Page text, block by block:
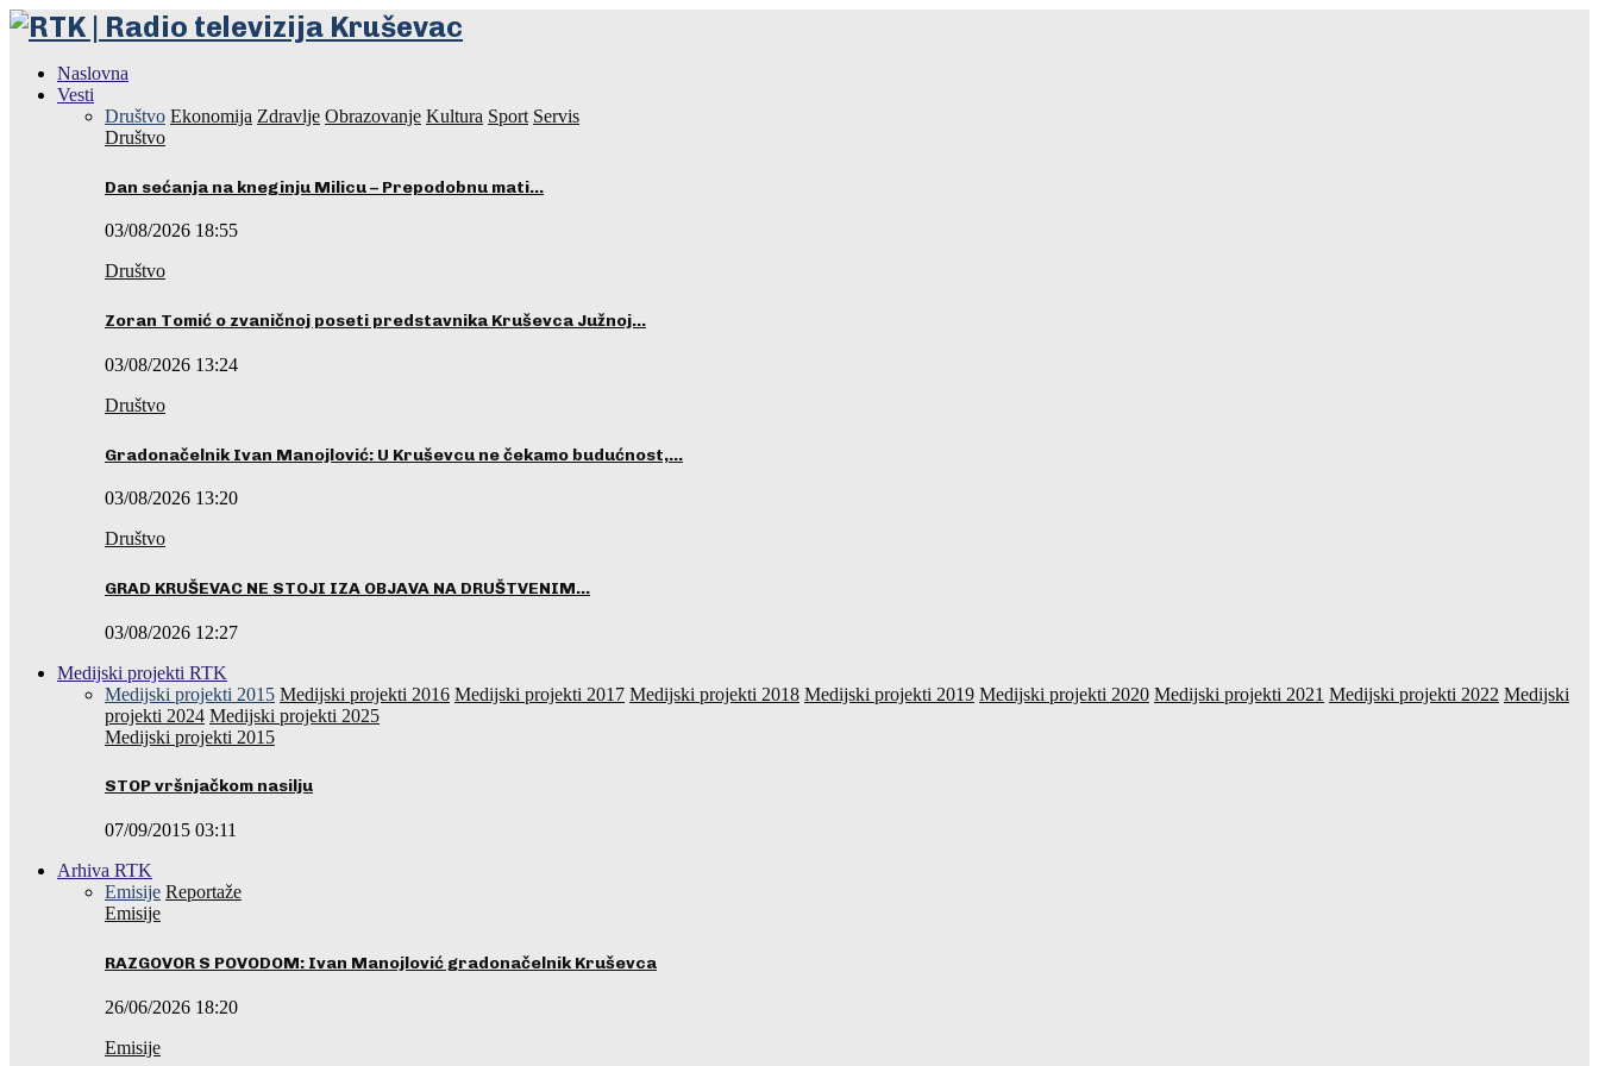
Naslovna
Vesti
Društvo Ekonomija Zdravlje Obrazovanje Kultura Sport Servis
Društvo
Dan sećanja na kneginju Milicu – Prepodobnu mati…
03/08/2026 18:55
Društvo
Zoran Tomić o zvaničnoj poseti predstavnika Kruševca Južnoj…
03/08/2026 13:24
Društvo
Gradonačelnik Ivan Manojlović: U Kruševcu ne čekamo budućnost,…
03/08/2026 13:20
Društvo
GRAD KRUŠEVAC NE STOJI IZA OBJAVA NA DRUŠTVENIM…
03/08/2026 12:27
Medijski projekti RTK
Medijski projekti 2015 Medijski projekti 2016 Medijski projekti 2017 Medijski projekti 2018 Medijski projekti 2019 Medijski projekti 2020 Medijski projekti 2021 Medijski projekti 2022 Medijski
projekti 2024 Medijski projekti 2025
Medijski projekti 2015
STOP vršnjačkom nasilju
07/09/2015 03:11
Arhiva RTK
Emisije Reportaže
Emisije
RAZGOVOR S POVODOM: Ivan Manojlović gradonačelnik Kruševca
26/06/2026 18:20
Emisije